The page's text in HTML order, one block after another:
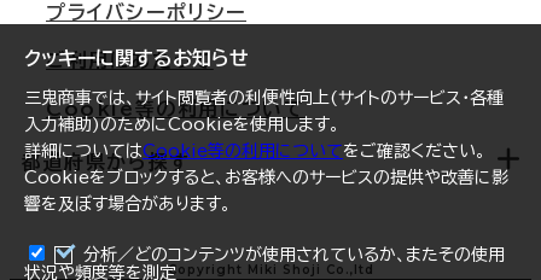
クッキーに関するお知らせ
三鬼商事では、サイト閲覧者の利便性向上(サイトのサービス・各種
入力補助)のためにCookieを使用します。
詳細についてはCookie等の利用についてをご確認ください。
Cookieをブロックすると、お客様へのサービスの提供や改善に影
響を及ぼす場合があります。
分析／どのコンテンツが使用されているか、またその使用
状況や頻度等を測定
札幌
仙台
横浜
福岡
オフィスリポート
ログイン
プライバシーポリシー
ご利用にあたって
Cookie等の利用について
都道府県から探す
北海道 Copyright Miki Shoji Co.,ltd